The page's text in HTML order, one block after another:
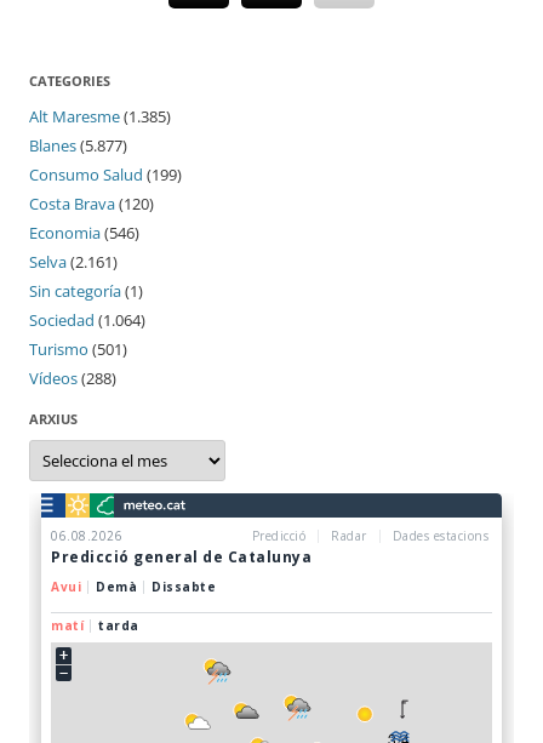
CATEGORIES
Alt Maresme(1.385)
Blanes(5.877)
Consumo Salud (199)
Costa Brava(120)
Economia(546)
Selva(2.161)
Sin categoría(1)
Sociedad (1.064)
Turismo (501)
Vídeos(288)
ARXIUS
Arxius